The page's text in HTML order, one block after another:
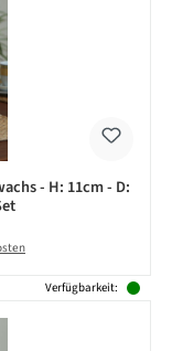
- H: 11cm - D:
Verfügbarkeit: